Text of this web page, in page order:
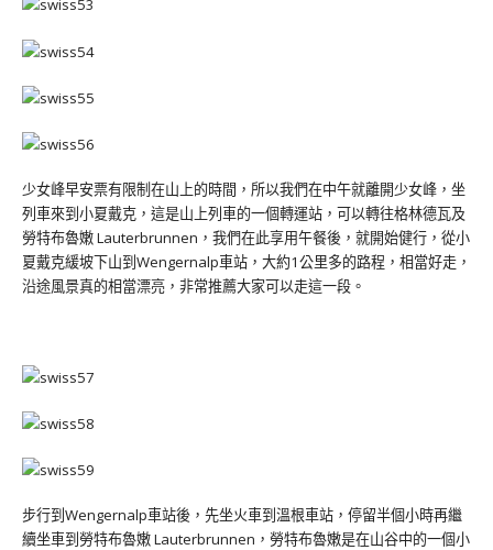
少女峰早安票有限制在山上的時間，所以我們在中午就離開少女峰，坐
列車來到小夏戴克，這是山上列車的一個轉運站，可以轉往格林德瓦及
勞特布魯嫩Lauterbrunnen，我們在此享用午餐後，就開始健行，從小
夏戴克緩坡下山到Wengernalp車站，大約1公里多的路程，相當好走，
沿途風景真的相當漂亮，非常推薦大家可以走這一段。
步行到Wengernalp車站後，先坐火車到溫根車站，停留半個小時再繼
續坐車到勞特布魯嫩 Lauterbrunnen，勞特布魯嫩是在山谷中的一個小